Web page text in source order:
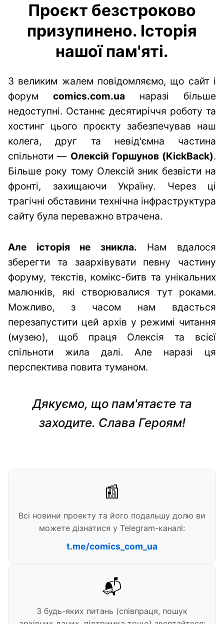
Проєкт безстроково
призупинено. Історія
нашої пам'яті.
З великим жалем повідомляємо, що сайт і
форум comics.com.ua наразі більше
недоступні. Останнє десятиріччя роботу та
хостинг цього проєкту забезпечував наш
колега, друг та невід'ємна частина
спільноти — Олексій Горшунов (KickBack).
Більше року тому Олексій зник безвісти на
фронті, захищаючи Україну. Через ці
трагічні обставини технічна інфраструктура
сайту була переважно втрачена.
Але історія не зникла. Нам вдалося
зберегти та заархівувати певну частину
форуму, текстів, комікс-битв та унікальних
малюнків, які створювалися тут роками.
Можливо, з часом нам вдасться
перезапустити цей архів у режимі читання
(музею), щоб праця Олексія та всієї
спільноти жила далі. Але наразі ця
перспектива повита туманом.
Дякуємо, що пам'ятаєте та
заходите. Слава Героям!
📰
Всі новини проекту та його подальшу долю ви
можете дізнатися у Telegram-каналі:
t.me/comics_com_ua
📬
З будь-яких питань (співпраця, пошук